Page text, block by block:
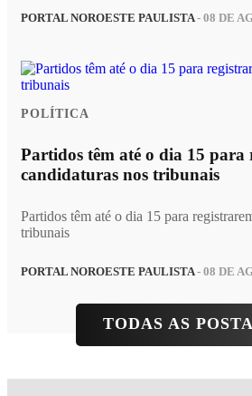
PORTAL NOROESTE PAULISTA- 08 DE
POLÍTICA
Partidos têm até o dia 15 para
candidaturas nos tribunais
Partidos têm até o dia 15 para
tribunais
PORTAL NOROESTE PAULISTA- 08 DE
TODAS AS